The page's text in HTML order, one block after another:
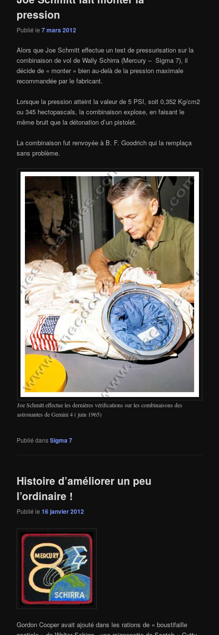
pression
Publié le7 mars 2012
Alors que Joe Schmitt effectue un test de pressurisation sur la
combinaison de vol de Wally Schirra (Mercury – Sigma 7), il
décide de « monter » bien au-delà de la pression maximale
recommandée par le fabricant.
Lorsque la pression atteint la valeur de 5 PSI, soit 0,352 Kg/cm2
ou 345 hectopascals, la combinaison explose, en faisant le
même bruit que la détonation d’un pistolet.
La combinaison fut renvoyée à B. F. Goodrich qui la remplaça
sans problème.
Joe Schmitt effectue les dernières vérifications sur les combinaisons des
astronautes de Gemini 4 ( juin 1965)
Publié dansSigma 7
Histoire d’améliorer un peu
l’ordinaire !
Publié le16 janvier 2012
Gordon Cooper avait ajouté dans les rations de « boustifaille